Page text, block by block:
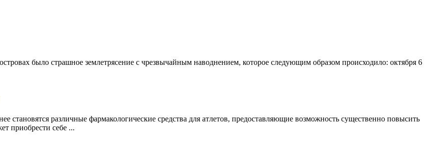
было страшное землетрясение с чрезвычайным наводнением, которое следующим образом происходило: октября 6
становятся различные фармакологические средства для атлетов, предоставляющие возможность существенно повысить
приобрести себе ...